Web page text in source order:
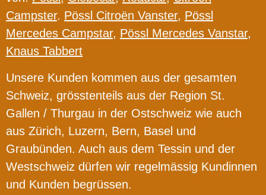
Campster. Pössl Citroën Vanster, Pössl
Mercedes Campstar, Pössl Mercedes Vanstar,
Knaus Tabbert
Unsere Kunden kommen aus der gesamten
Schweiz, grösstenteils aus der Region St.
Gallen / Thurgau in der Ostschweiz wie auch
aus Zürich, Luzern, Bern, Basel und
Graubünden. Auch aus dem Tessin und der
Westschweiz dürfen wir regelmässig Kundinnen
und Kunden begrüssen.